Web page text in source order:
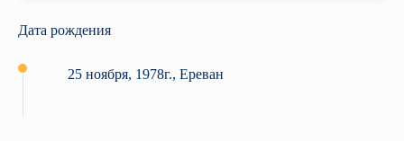
События
Дата рождения
25 ноября, 1978г., Ереван